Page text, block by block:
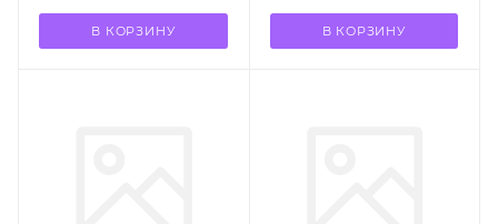
В КОРЗИНУ В КОРЗИНУ